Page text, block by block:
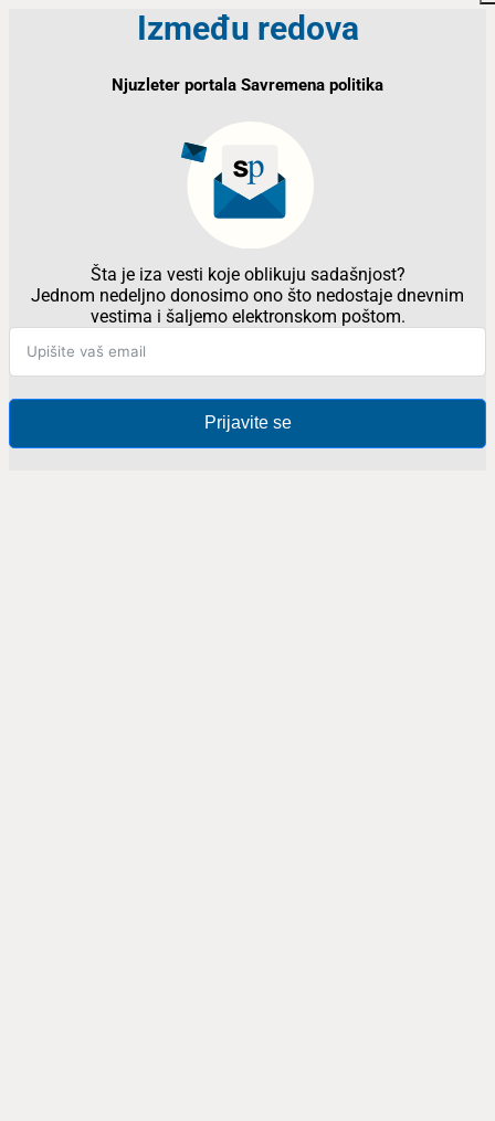
Između redova
Njuzleter portala Savremena politika
Šta je iza vesti koje oblikuju sadašnjost?
Jednom nedeljno donosimo ono što nedostaje dnevnim
vestima i šaljemo elektronskom poštom.
Prijavite se